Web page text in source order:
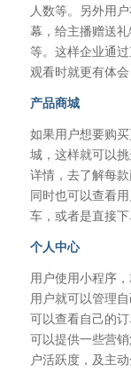
人数等。另外用
幕，给主播赠送
等。这样企业通
观看时就更有体会
产品商城
如果用户想要购
城，这样就可以
详情，去了解每
同时也可以查看
车，或者是直接下
个人中心
用户使用小程序
用户就可以管理
可以查看自己的
可以提供一些营
户活跃度，及主动